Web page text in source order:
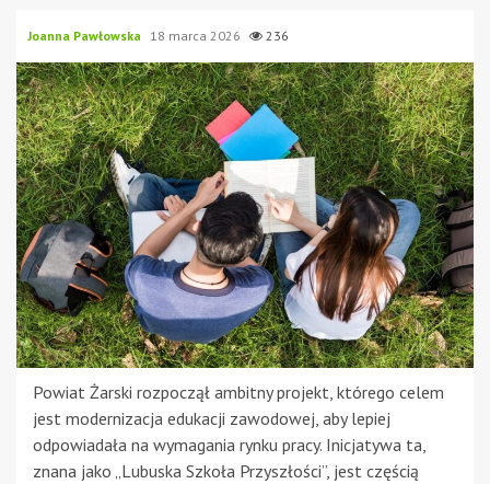
Joanna Pawłowska 18 marca 2026 236
Powiat Żarski rozpoczął ambitny projekt, którego celem
jest modernizacja edukacji zawodowej, aby lepiej
odpowiadała na wymagania rynku pracy. Inicjatywa ta,
znana jako „Lubuska Szkoła Przyszłości”, jest częścią